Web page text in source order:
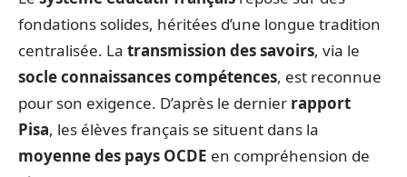
fondations solides, héritées d’une longue tradition
centralisée. La transmission des savoirs, via le
socle connaissances compétences, est reconnue
pour son exigence. D’après le dernier rapport
Pisa, les élèves français se situent dans la
moyenne des pays OCDE en compréhension de